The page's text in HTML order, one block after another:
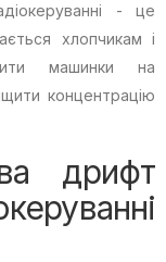
- це
хлопчикам і
машинки на
концентрацію
дрифт